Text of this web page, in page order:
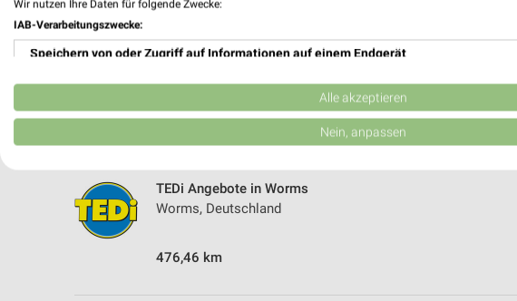
473,77 km
Industriestr. 14
TEDi Angebote in Worms
Worms, Deutschland
476,46 km
Wir nutzen Ihre Daten für folgende Zwecke:
IAB-Verarbeitungszwecke:
Speichern von oder Zugriff auf Informationen auf einem Endgerät
Verwendung reduzierter Daten zur Auswahl von Werbeanzeigen
Erstellung von Profilen für personalisierte Werbung
Erstellung von Profilen zur Personalisierung von Inhalten
Verwendung von Profilen zur Auswahl personalisierter Inhalte
Alle akzeptieren
Nein, anpassen